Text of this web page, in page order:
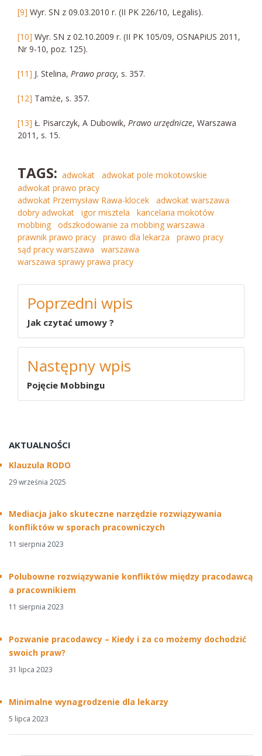
[9] Wyr. SN z 09.03.2010 r. (II PK 226/10, Legalis).
[10] Wyr. SN z 02.10.2009 r. (II PK 105/09, OSNAPiUS 2011,
Nr 9-10, poz. 125).
[11] J. Stelina, Prawo pracy, s. 357.
[12] Tamże, s. 357.
[13] Ł. Pisarczyk, A Dubowik, Prawo urzędnicze, Warszawa
2011, s. 15.
TAGS: adwokat
adwokat pole mokotowskie
adwokat prawo pracy
adwokat Przemysław Rawa-klocek
adwokat warszawa
dobry adwokat
igor misztela
kancelaria mokotów
mobbing
odszkodowanie za mobbing warszawa
prawnik prawo pracy
prawo dla lekarza
prawo pracy
sąd pracy warszawa
warszawa
warszawa sprawy prawa pracy
NAWIGACJA
WPISU
Poprzedni wpis
Jak czytać umowy ?
Następny wpis
Pojęcie Mobbingu
AKTUALNOŚCI
Klauzula RODO
29 września 2025
Mediacja jako skuteczne narzędzie rozwiązywania
konfliktów w sporach pracowniczych
11 sierpnia 2023
Polubowne rozwiązywanie konfliktów między pracodawcą
a pracownikiem
11 sierpnia 2023
Pozwanie pracodawcy – Kiedy i za co możemy dochodzić
swoich praw?
31 lipca 2023
Minimalne wynagrodzenie dla lekarzy
5 lipca 2023